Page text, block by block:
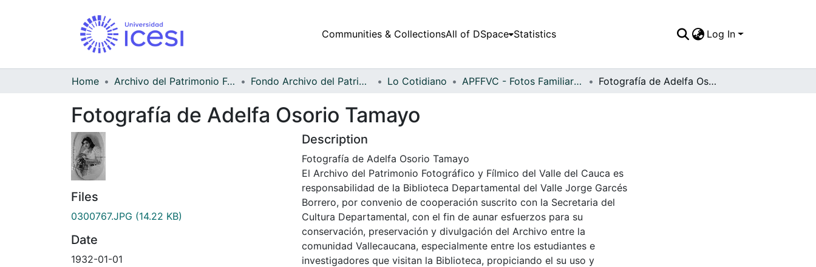
Communities & CollectionsAll of DSpace Statistics Log In
Home Archivo del Patrimonio Fotográfico y Fílmico del Valle del Cauca Fondo Archivo del Patrimonio Fotográfico y Fílmico del Valle del Cauca Lo Cotidiano APFFVC - Fotos Familiares - Patrimonial Fotografía de Adelfa Osorio Tamayo
Fotografía de Adelfa Osorio Tamayo
Files
0300767.JPG (14.22 KB)
Date
1932-01-01
Description
Fotografía de Adelfa Osorio Tamayo
El Archivo del Patrimonio Fotográfico y Fílmico del Valle del Cauca es
responsabilidad de la Biblioteca Departamental del Valle Jorge Garcés
Borrero, por convenio de cooperación suscrito con la Secretaria del
Cultura Departamental, con el fin de aunar esfuerzos para su
conservación, preservación y divulgación del Archivo entre la
comunidad Vallecaucana, especialmente entre los estudiantes e
investigadores que visitan la Biblioteca, propiciando el su uso y